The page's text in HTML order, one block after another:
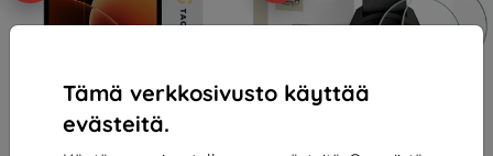
Tämä verkkosivusto käyttää
evästeitä.